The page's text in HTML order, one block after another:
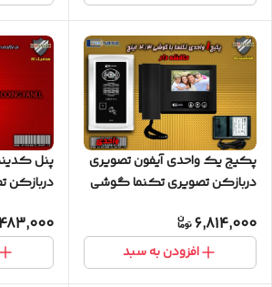
پکیج یک واحدی آیفون تصویری
دربازکن تصویری تکنما گوشی
دار پنل لمسی
6,814,000
افزودن به سبد
پنل